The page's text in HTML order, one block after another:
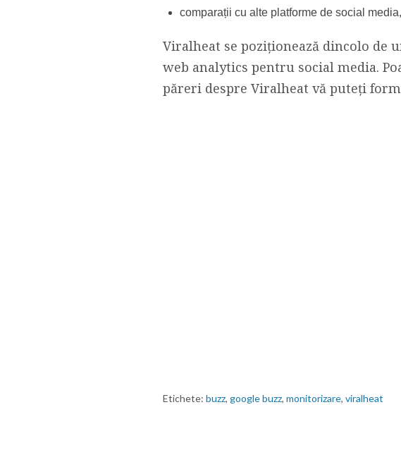
comparații cu alte platforme de social
Viralheat se poziționează dincolo de
web analytics pentru social media.
păreri despre Viralheat vă puteți
Etichete: buzz, google buzz, monitorizare, viralheat